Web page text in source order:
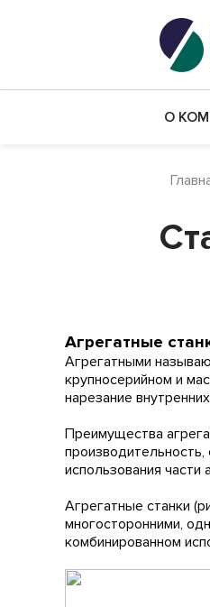
О
Наши
Агрегатные
Агрегатными
крупносерийном и
нарезание
Преимущества
использования
Агрегатные станки
многосторонними,
комбинированном